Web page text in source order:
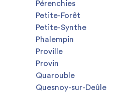
Pérenchies
Petite-Forêt
Petite-Synthe
Phalempin
Proville
Provin
Quarouble
Quesnoy-sur-Deûle